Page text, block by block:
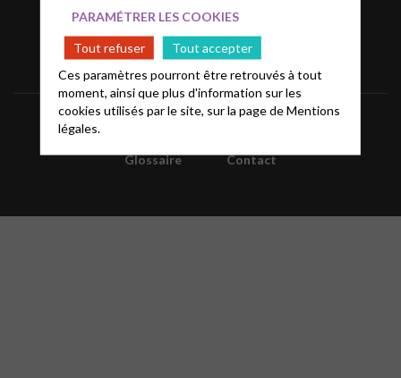
Informations Mentions légales FAQ
Glossaire Contact
PARAMÉTRER LES COOKIES
Tout refuser
Tout accepter
Ces paramètres pourront être retrouvés à tout
moment, ainsi que plus d'information sur les
cookies utilisés par le site, sur la page deMentions
légales.